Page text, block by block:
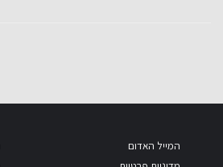
המייל האדום